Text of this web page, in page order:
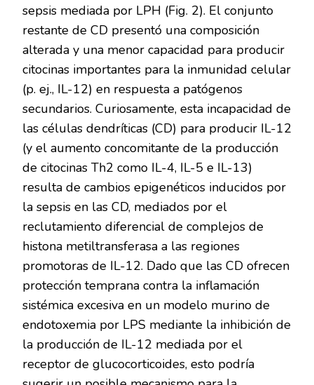
sepsis mediada por LPH (Fig. 2). El conjunto
restante de CD presentó una composición
alterada y una menor capacidad para producir
citocinas importantes para la inmunidad celular
(p. ej., IL-12) en respuesta a patógenos
secundarios. Curiosamente, esta incapacidad de
las células dendríticas (CD) para producir IL-12
(y el aumento concomitante de la producción
de citocinas Th2 como IL-4, IL-5 e IL-13)
resulta de cambios epigenéticos inducidos por
la sepsis en las CD, mediados por el
reclutamiento diferencial de complejos de
histona metiltransferasa a las regiones
promotoras de IL-12. Dado que las CD ofrecen
protección temprana contra la inflamación
sistémica excesiva en un modelo murino de
endotoxemia por LPS mediante la inhibición de
la producción de IL-12 mediada por el
receptor de glucocorticoides, esto podría